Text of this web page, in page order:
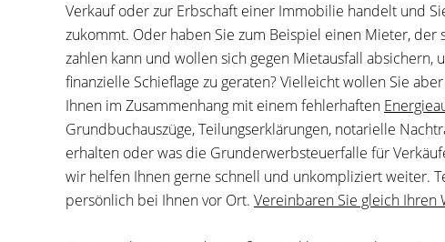
Verkauf oder zur Erbschaft einer Immobilie handelt und
zukommt. Oder haben Sie zum Beispiel einen Mieter,
zahlen kann und wollen sich gegen Mietausfall absichern,
finanzielle Schieflage zu geraten? Vielleicht wollen Sie
Ihnen im Zusammenhang mit einem fehlerhaften
Grundbuchauszüge, Teilungserklärungen, notarielle
erhalten oder was die Grunderwerbsteuerfalle für
wir helfen Ihnen gerne schnell und unkompliziert weiter.
persönlich bei Ihnen vor Ort. Vereinbaren Sie gleich Ihren